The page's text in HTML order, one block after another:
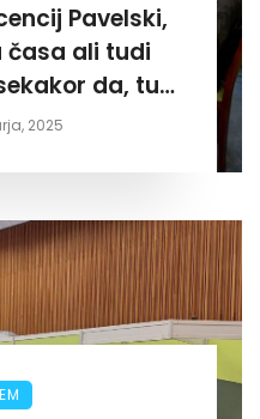
Pavelski,
časa ali tudi
da, tudi
2025